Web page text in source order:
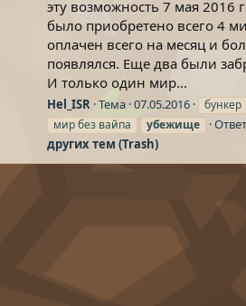
эту возможность 7 мая 2016
было приобретено всего 4
оплачен всего на месяц и
появлялся. Еще два были
И только один мир...
Hel_ISR Тема 07.05.2016 бункер
мир без вайпа
убежище
других тем (Trash)